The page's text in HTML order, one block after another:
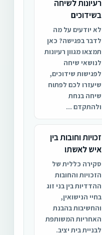
רעיונות לשיחה
בשידוכים
לא יודעים על מה
לדבר בפגישה? כאן
תמצאו מגוון רעיונות
לנושאי שיחה
לפגישות שידוכים,
שיעזרו לכם לפתוח
שיחה בנחת
ולהתקדם ...
זכויות וחובות בין
איש לאשתו
סקירה כללית של
הזכויות והחובות
ההדדיות בין בני זוג
בחיי הנישואין,
והחשיבות בהבנת
האחריות המשותפת
לבניית בית יציב.